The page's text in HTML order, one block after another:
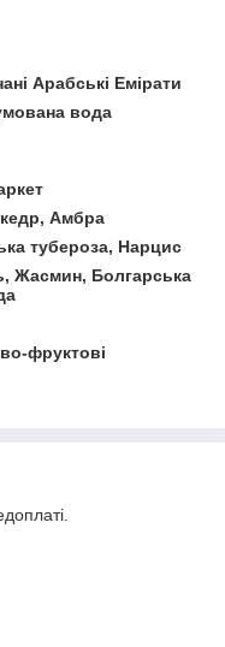
Арабські Емірати
вода
Амбра
тубероза, Нарцис
Жасмин, Болгарська
фруктові